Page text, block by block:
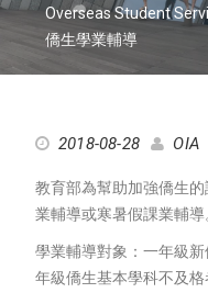
Overseas Student
僑生學業輔導
2018-08-28 OIA
教育部為幫助加強僑生
業輔導或寒暑假課業輔導
學業輔導對象：一年級
年級僑生基本學科不及格